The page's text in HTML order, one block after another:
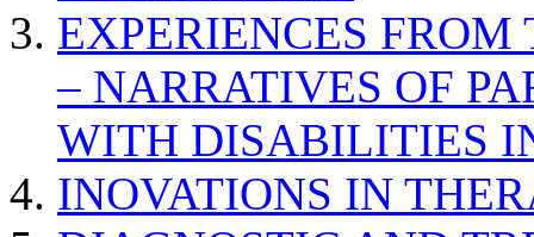
EXPERIENCES
– NARRATIVES OF
WITH DISABILITIES
INOVATIONS IN